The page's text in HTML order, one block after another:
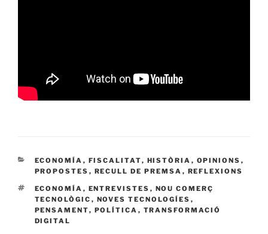
CATEGORÍAS
ECONOMÍA , FISCALITAT, HISTÒRIA , OPINIONS ,
PROPOSTES , RECULL DE PREMSA , REFLEXIONS
ETIQUETAS
ECONOMÍA , ENTREVISTES , NOU COMERÇ
TECNOLÒGIC , NOVES TECNOLOGÍES ,
PENSAMENT, POLÍTICA , TRANSFORMACIÓ
DIGITAL